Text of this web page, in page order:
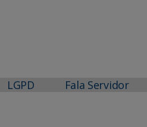
LGPD Fala Servidor